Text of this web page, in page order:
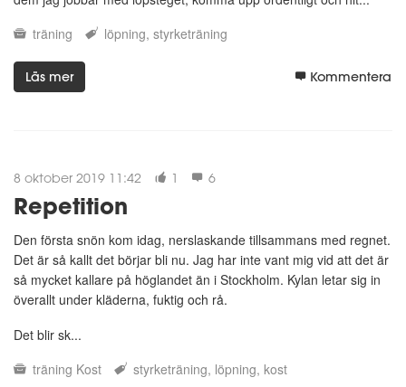
träning
löpning styrketräning
Läs mer Kommentera
8 oktober 2019 11:42 1 6
Repetition
Den första snön kom idag, nerslaskande tillsammans med regnet.
Det är så kallt det börjar bli nu. Jag har inte vant mig vid att det är
så mycket kallare på höglandet än i Stockholm. Kylan letar sig in
överallt under kläderna, fuktig och rå.
Det blir sk...
träning Kost styrketräning löpning kost